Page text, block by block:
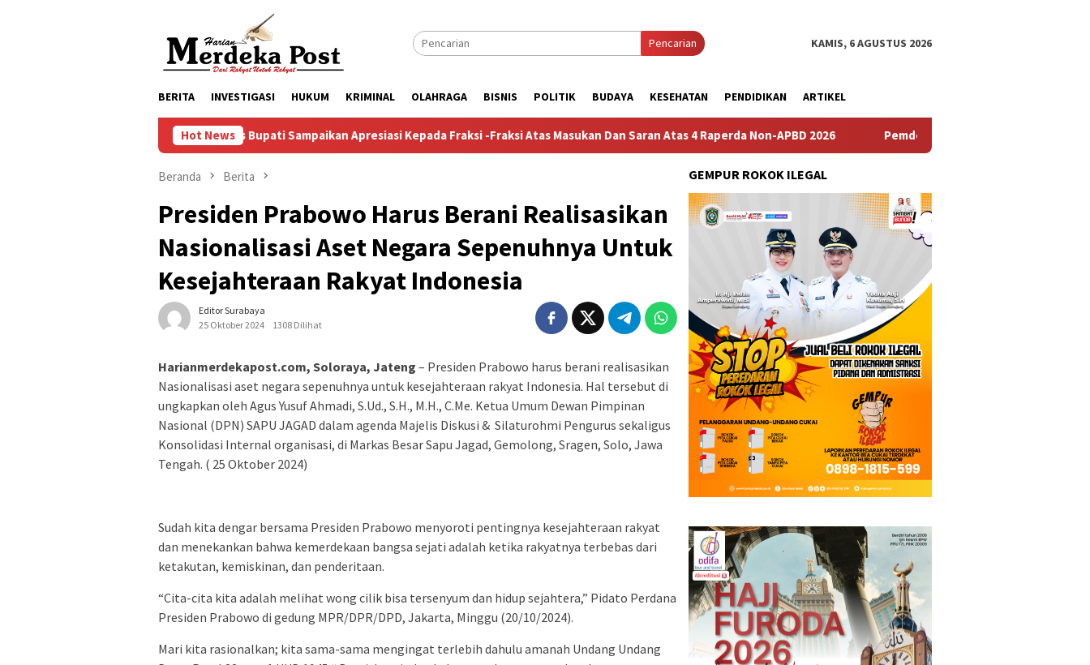
Pencarian KAMIS, 6 AGUSTUS 2026
BERITA INVESTIGASI HUKUM KRIMINAL OLAHRAGA BISNIS POLITIK BUDAYA KESEHATAN PENDIDIKAN ARTIKEL
Hot News
Mas Bupati Sampaikan Apresiasi Kepada Fraksi -Fraksi Atas Masukan Dan Saran Atas 4 Raperda Non-APBD 2026 Pemdes Bulusari Gelar Musrenbangdes Tentang
Beranda Berita
Presiden Prabowo Harus Berani Realisasikan
Nasionalisasi Aset Negara Sepenuhnya Untuk
Kesejahteraan Rakyat Indonesia
Editor Surabaya
25 Oktober 2024
1308 Dilihat
Harianmerdekapost.com, Soloraya, Jateng – Presiden Prabowo harus berani realisasikan
Nasionalisasi aset negara sepenuhnya untuk kesejahteraan rakyat Indonesia. Hal tersebut di
ungkapkan oleh Agus Yusuf Ahmadi, S.Ud., S.H., M.H., C.Me. Ketua Umum Dewan Pimpinan
Nasional (DPN) SAPU JAGAD dalam agenda Majelis Diskusi & Silaturohmi Pengurus sekaligus
Konsolidasi Internal organisasi, di Markas Besar Sapu Jagad, Gemolong, Sragen, Solo, Jawa
Tengah. ( 25 Oktober 2024)
Sudah kita dengar bersama Presiden Prabowo menyoroti pentingnya kesejahteraan rakyat
dan menekankan bahwa kemerdekaan bangsa sejati adalah ketika rakyatnya terbebas dari
ketakutan, kemiskinan, dan penderitaan.
“Cita-cita kita adalah melihat wong cilik bisa tersenyum dan hidup sejahtera,” Pidato Perdana
Presiden Prabowo di gedung MPR/DPR/DPD, Jakarta, Minggu (20/10/2024).
Mari kita rasionalkan; kita sama-sama mengingat terlebih dahulu amanah Undang Undang
GEMPUR ROKOK ILEGAL